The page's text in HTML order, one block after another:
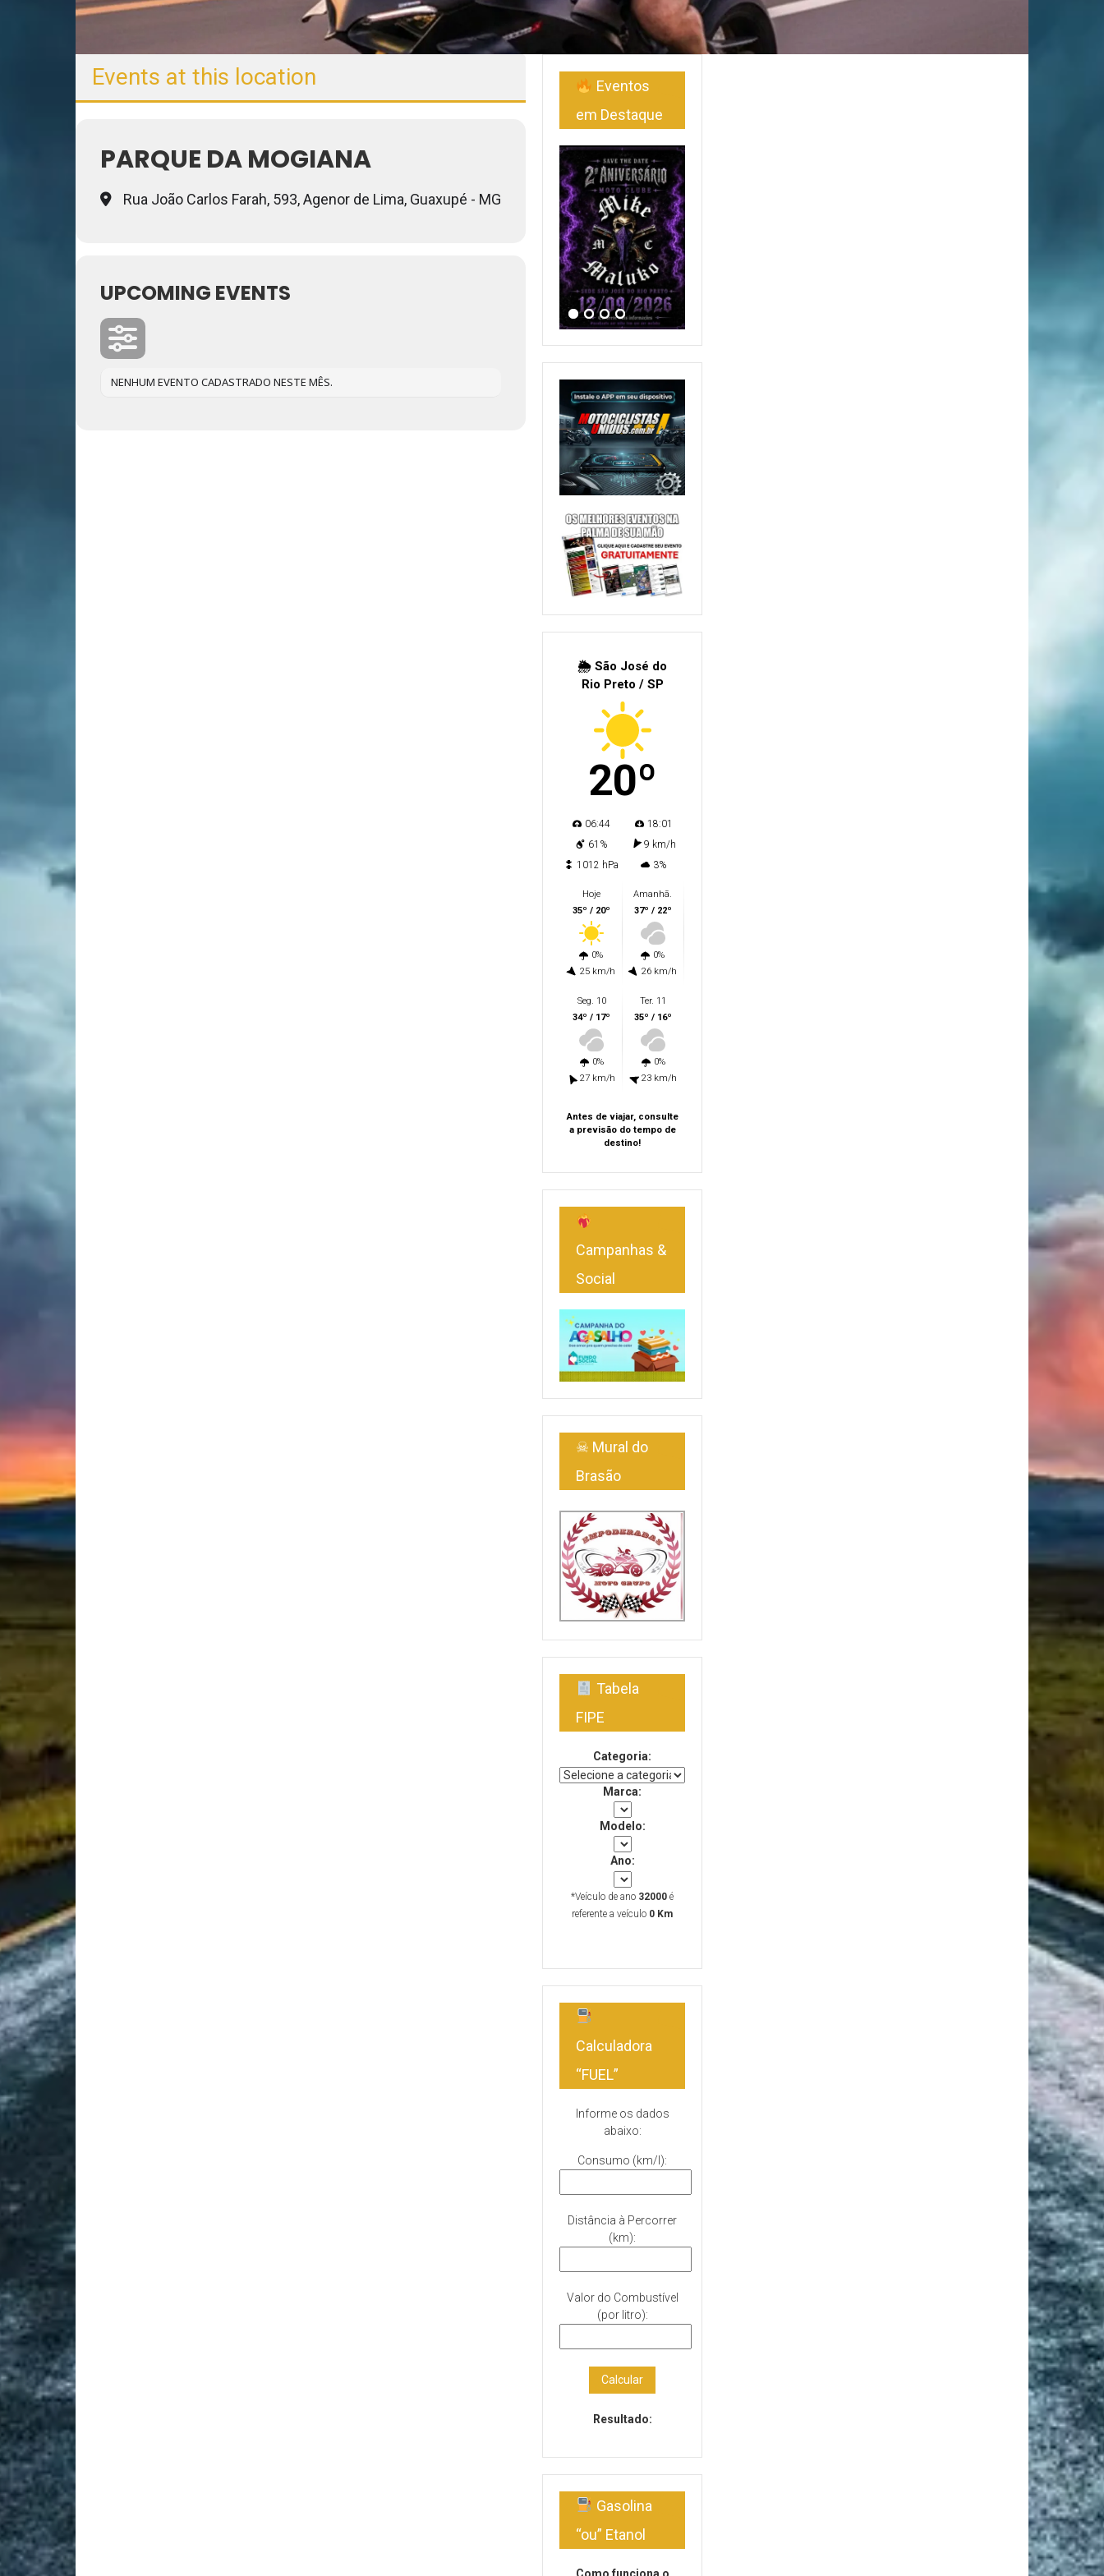
Events at this location
PARQUE DA MOGIANA
Rua João Carlos Farah, 593, Agenor de Lima, Guaxupé - MG
UPCOMING EVENTS
NENHUM EVENTO CADASTRADO NESTE MÊS.
Eventos
em Destaque
🌦 São José do
Rio Preto / SP
20º
06:44
18:01
61%
9 km/h
1012 hPa
3%
Hoje
35º / 20º
0%
25 km/h
Amanhã.
37º / 22º
0%
26 km/h
Seg. 10
34º / 17º
0%
27 km/h
Ter. 11
35º / 16º
0%
23 km/h
Antes de viajar, consulte
a previsão do tempo de
destino!
Campanhas &
Social
☠ Mural do
Brasão
Tabela
FIPE
Categoria:
Marca:
Modelo:
Ano:
*Veículo de ano 32000 é
referente a veículo 0 Km
Calculadora
“FUEL”
Informe os dados
abaixo:
Consumo (km/l):
Distância à Percorrer
(km):
Valor do Combustível
(por litro):
Calcular
Resultado:
Gasolina
“ou” Etanol
Como funciona o
atualizações em seu e-mail, no seu conforto e comodidade.
Dicas Vídeos
INSCREVER